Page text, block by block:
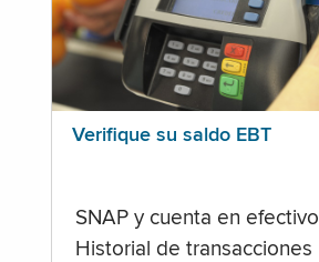
Verifique su saldo EBT
SNAP y cuenta en efectivo
Historial de transacciones